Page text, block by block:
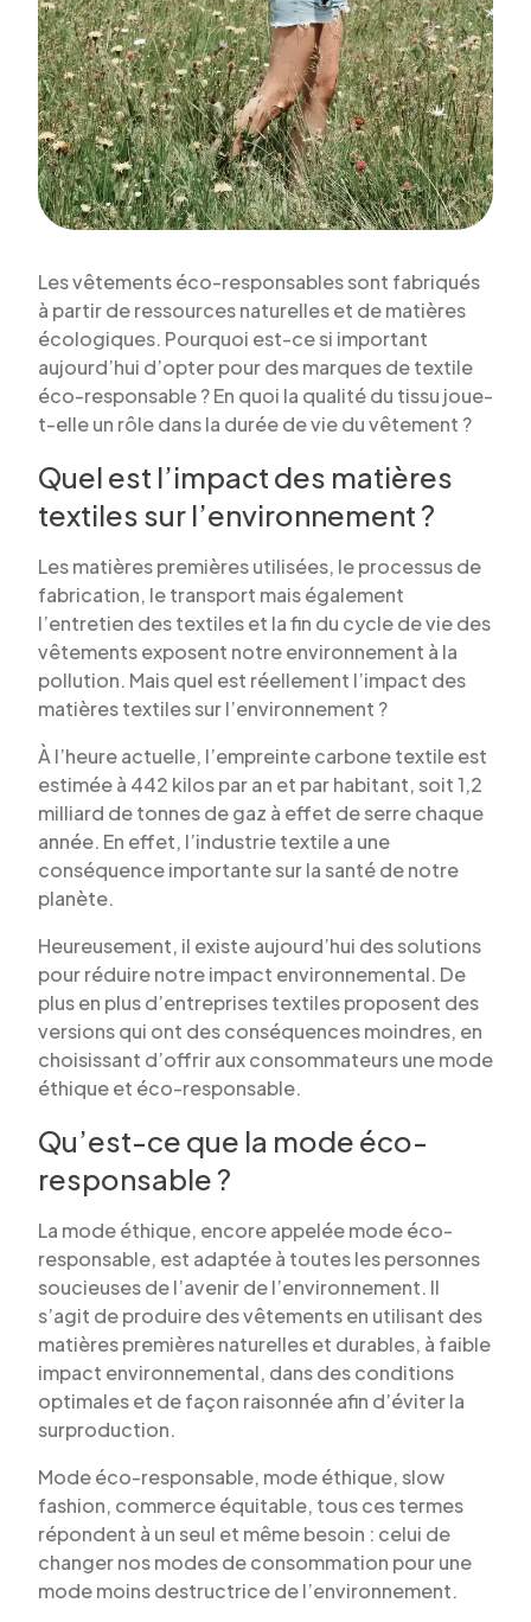
Les vêtements éco-responsables sont fabriqués
à partir de ressources naturelles et de matières
écologiques. Pourquoi est-ce si important
aujourd’hui d’opter pour des marques de textile
éco-responsable ? En quoi la qualité du tissu joue-
t-elle un rôle dans la durée de vie du vêtement ?
Quel est l’impact des matières
textiles sur l’environnement ?
Les matières premières utilisées, le processus de
fabrication, le transport mais également
l’entretien des textiles et la fin du cycle de vie des
vêtements exposent notre environnement à la
pollution. Mais quel est réellement l’impact des
matières textiles sur l’environnement ?
À l’heure actuelle, l’empreinte carbone textile est
estimée à 442 kilos par an et par habitant, soit 1,2
milliard de tonnes de gaz à effet de serre chaque
année. En effet, l’industrie textile a une
conséquence importante sur la santé de notre
planète.
Heureusement, il existe aujourd’hui des solutions
pour réduire notre impact environnemental. De
plus en plus d’entreprises textiles proposent des
versions qui ont des conséquences moindres, en
choisissant d’offrir aux consommateurs une mode
éthique et éco-responsable.
Qu’est-ce que la mode éco-
responsable ?
La mode éthique, encore appelée mode éco-
responsable, est adaptée à toutes les personnes
soucieuses de l’avenir de l’environnement. Il
s’agit de produire des vêtements en utilisant des
matières premières naturelles et durables, à faible
impact environnemental, dans des conditions
optimales et de façon raisonnée afin d’éviter la
surproduction.
Mode éco-responsable, mode éthique, slow
fashion, commerce équitable, tous ces termes
répondent à un seul et même besoin : celui de
changer nos modes de consommation pour une
mode moins destructrice de l’environnement.